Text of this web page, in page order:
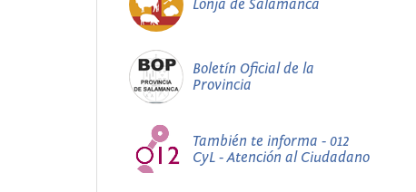
Lonja de Salamanca
Boletín Oficial de la
Provincia
También te informa - 012
CyL - Atención al Ciudadano